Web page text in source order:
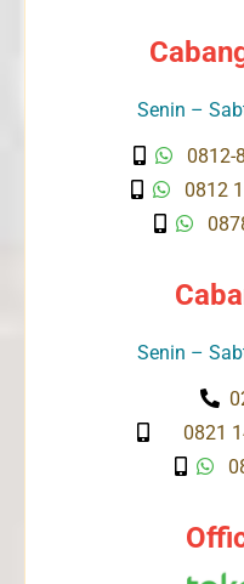
Senin –
0812-
0812
Senin –
0821